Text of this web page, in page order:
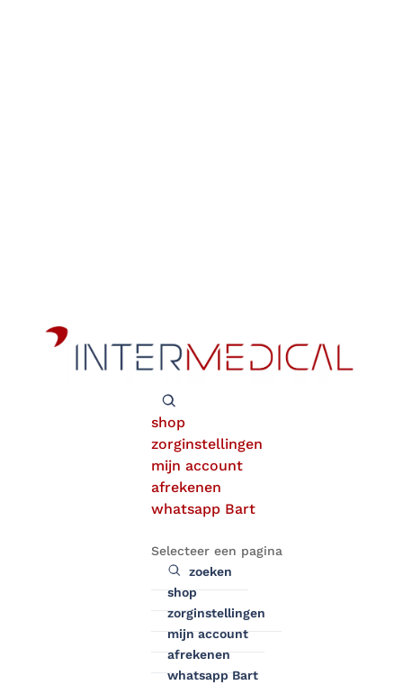
shop
zorginstellingen
mijn account
afrekenen
whatsapp Bart
Selecteer een pagina
zoeken
shop
zorginstellingen
mijn account
afrekenen
whatsapp Bart